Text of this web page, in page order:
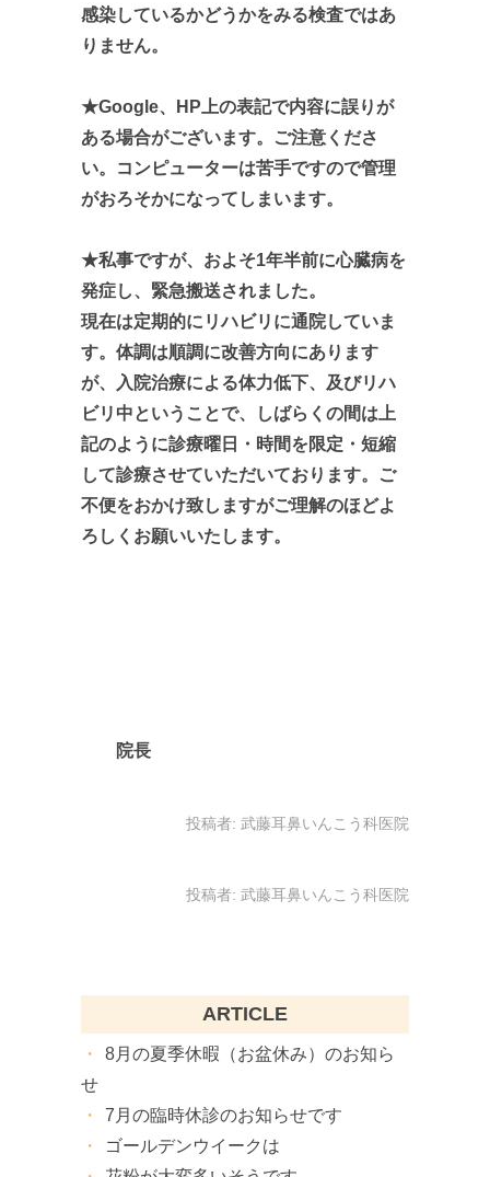
感染しているかどうかをみる検査ではあ
りません。
★Google、HP上の表記で内容に誤りが
ある場合がございます。ご注意くださ
い。コンピューターは苦手ですので管理
がおろそかになってしまいます。
★私事ですが、およそ1年半前に心臓病を
発症し、緊急搬送されました。
現在は定期的にリハビリに通院していま
す。体調は順調に改善方向にあります
が、入院治療による体力低下、及びリハ
ビリ中ということで、しばらくの間は上
記のように診療曜日・時間を限定・短縮
して診療させていただいております。ご
不便をおかけ致しますがご理解のほどよ
ろしくお願いいたします。
院長
投稿者: 武藤耳鼻いんこう科医院
投稿者: 武藤耳鼻いんこう科医院
ARTICLE
8月の夏季休暇（お盆休み）のお知ら
せ
7月の臨時休診のお知らせです
ゴールデンウイークは